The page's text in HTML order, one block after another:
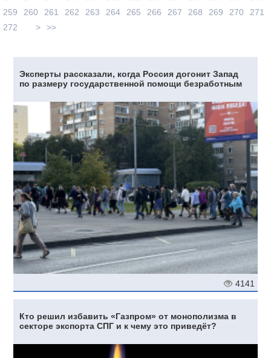
259
260 261 262 263 264 265 266 267 268 269 270
271
272
> >>
Эксперты рассказали, когда Россия догонит Запад
по размеру государственной помощи безработным
4141
Кто решил избавить «Газпром» от монополизма в
секторе экспорта СПГ и к чему это приведёт?